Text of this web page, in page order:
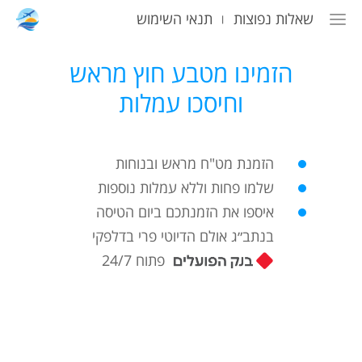
שאלות נפוצות | תנאי השימוש
הזמינו מטבע חוץ מראש
וחיסכו עמלות
הזמנת מט"ח מראש ובנוחות
שלמו פחות וללא עמלות נוספות
איספו את הזמנתכם ביום הטיסה
בנתב״ג אולם הדיוטי פרי בדלפקי
פתוח 24/7